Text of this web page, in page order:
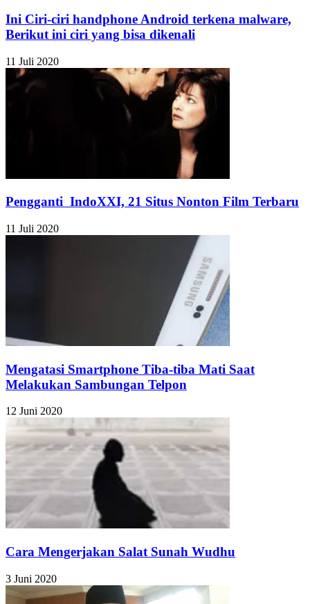
Ini Ciri-ciri handphone Android terkena malware,
Berikut ini ciri yang bisa dikenali
11 Juli 2020
Pengganti IndoXXI, 21 Situs Nonton Film Terbaru
11 Juli 2020
Mengatasi Smartphone Tiba-tiba Mati Saat
Melakukan Sambungan Telpon
12 Juni 2020
Cara Mengerjakan Salat Sunah Wudhu
3 Juni 2020